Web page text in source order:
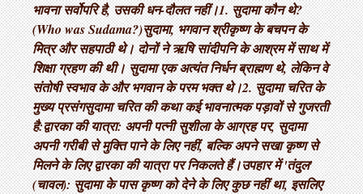
भावना सर्वोपरि है, उसकी धन-दौलत नहीं। ​1. सुदामा कौन थे?
(Who was Sudama?) ​सुदामा, भगवान श्रीकृष्ण के बचपन के
मित्र और सहपाठी थे। दोनों ने ऋषि सांदीपनि के आश्रम में साथ में
शिक्षा ग्रहण की थी। सुदामा एक अत्यंत निर्धन ब्राह्मण थे, लेकिन वे
संतोषी स्वभाव के और भगवान के परम भक्त थे। ​2. सुदामा चरित के
मुख्य प्रसंग ​सुदामा चरित की कथा कई भावनात्मक पड़ावों से गुजरती
है: ​द्वारका की यात्रा: अपनी पत्नी सुशीला के आग्रह पर, सुदामा
अपनी गरीबी से मुक्ति पाने के लिए नहीं, बल्कि अपने सखा कृष्ण से
मिलने के लिए द्वारका की यात्रा पर निकलते हैं। ​उपहार में 'तंदुल'
(चावल): सुदामा के पास कृष्ण को देने के लिए कुछ नहीं था, इसलिए